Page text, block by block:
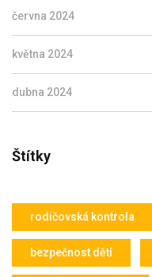
června 2024
května 2024
dubna 2024
Štítky
rodičovská kontrola
bezpečnost dětí